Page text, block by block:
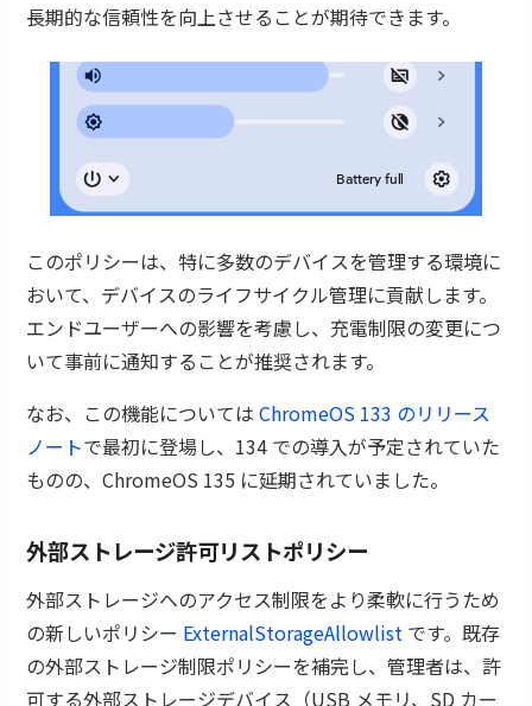
長期的な信頼性を向上させることが期待できます。
このポリシーは、特に多数のデバイスを管理する環境に
おいて、デバイスのライフサイクル管理に貢献します。
エンドユーザーへの影響を考慮し、充電制限の変更につ
いて事前に通知することが推奨されます。
なお、この機能についてはChromeOS 133 のリリース
ノートで最初に登場し、134 での導入が予定されていた
ものの、ChromeOS 135 に延期されていました。
外部ストレージ許可リストポリシー
外部ストレージへのアクセス制限をより柔軟に行うため
の新しいポリシー ExternalStorageAllowlist です。既存
の外部ストレージ制限ポリシーを補完し、管理者は、許
可する外部ストレージデバイス（USB メモリ、SD カー